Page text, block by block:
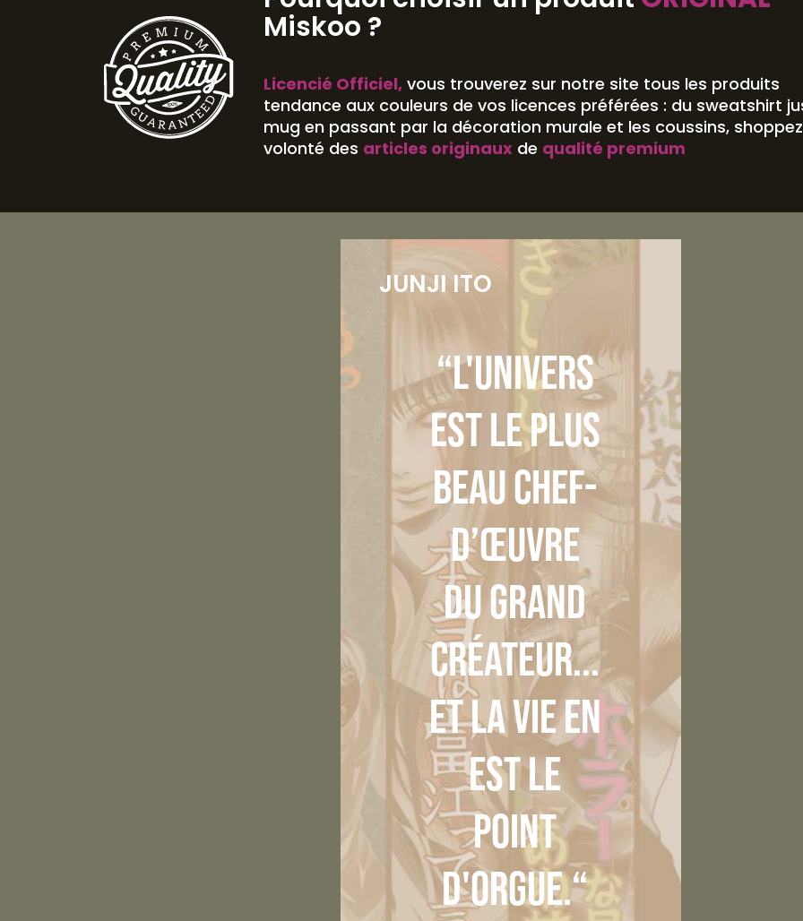
Miskoo ?
Licencié Officiel, vous trouverez sur notre site tous les produits
tendance aux couleurs de vos licences préférées : du sweatshirt
mug en passant par la décoration murale et les coussins,
volonté des articles originaux de qualité premium
JUNJI ITO
“L'univers
est le plus
beau chef-
d’œuvre
du grand
créateur...
et la vie en
est le
point
d'orgue.“